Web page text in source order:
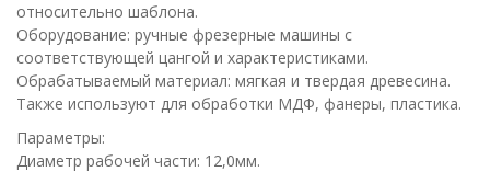
относительно шаблона.
Оборудование: ручные фрезерные машины с
соответствующей цангой и характеристиками.
Обрабатываемый материал: мягкая и твердая древесина.
Также используют для обработки МДФ, фанеры, пластика.
Параметры:
Диаметр рабочей части: 12,0мм.